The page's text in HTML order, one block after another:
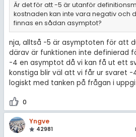
Är det för att -5 är utanför
kostnaden kan inte vara negativ och
finnas en sådan asymptot?
nja, alltså -5 är asymptoten för att
därav är funktionen inte definierad
-4 en asymptot då vi kan få ut ett
konstiga blir väl att vi får ur svaret
logiskt med tanken på frågan i
0
Yngve
42981